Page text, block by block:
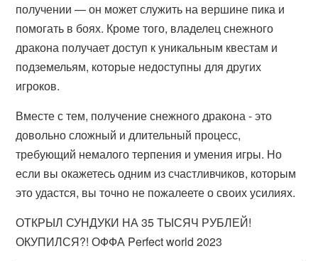
получении — он может служить на вершине пика и
помогать в боях. Кроме того, владелец снежного
дракона получает доступ к уникальным квестам и
подземельям, которые недоступны для других
игроков.
Вместе с тем, получение снежного дракона - это
довольно сложный и длительный процесс,
требующий немалого терпения и умения игры. Но
если вы окажетесь одним из счастливчиков, которым
это удастся, вы точно не пожалеете о своих усилиях.
ОТКРЫЛ СУНДУКИ НА 35 ТЫСЯЧ РУБЛЕЙ!
ОКУПИЛСЯ?! ОФФА Perfect world 2023